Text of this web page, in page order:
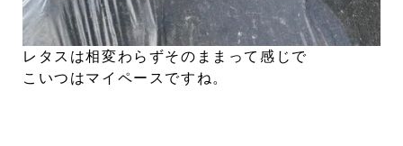
レタスは相変わらずそのままって感じで
こいつはマイペースですね。